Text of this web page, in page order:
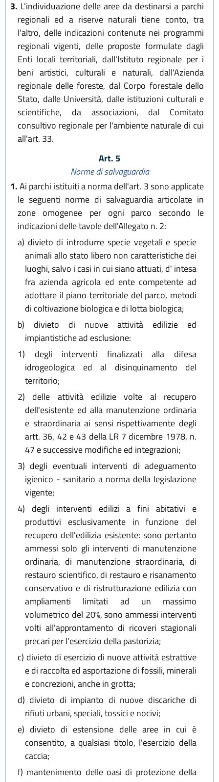
3. L'individuazione delle aree da destinarsi a parchi
regionali ed a riserve naturali tiene conto, tra
l'altro, delle indicazioni contenute nei programmi
regionali vigenti, delle proposte formulate dagli
Enti locali territoriali, dall'Istituto regionale per i
beni artistici, culturali e naturali, dall'Azienda
regionale delle foreste, dal Corpo forestale dello
Stato, dalle Università, dalle istituzioni culturali e
scientifiche, da associazioni, dal Comitato
consultivo regionale per l'ambiente naturale di cui
all'art. 33.
Art. 5
Norme di salvaguardia
1.Ai parchi istituiti a norma dell'art. 3 sono applicate
le seguenti norme di salvaguardia articolate in
zone omogenee per ogni parco secondo le
indicazioni delle tavole dell'Allegato n. 2:
a) divieto di introdurre specie vegetali e specie
animali allo stato libero non caratteristiche dei
luoghi, salvo i casi in cui siano attuati, d' intesa
fra azienda agricola ed ente competente ad
adottare il piano territoriale del parco, metodi
di coltivazione biologica e di lotta biologica;
b) divieto di nuove attività edilizie ed
impiantistiche ad esclusione:
1) degli interventi finalizzati alla difesa
idrogeologica ed al disinquinamento del
territorio;
2) delle attività edilizie volte al recupero
dell'esistente ed alla manutenzione ordinaria
e straordinaria ai sensi rispettivamente degli
artt. 36, 42 e 43 della LR 7 dicembre 1978, n.
47 e successive modifiche ed integrazioni;
3) degli eventuali interventi di adeguamento
igienico - sanitario a norma della legislazione
vigente;
4) degli interventi edilizi a fini abitativi e
produttivi esclusivamente in funzione del
recupero dell'edilizia esistente: sono pertanto
ammessi solo gli interventi di manutenzione
ordinaria, di manutenzione straordinaria, di
restauro scientifico, di restauro e risanamento
conservativo e di ristrutturazione edilizia con
ampliamenti limitati ad un massimo
volumetrico del 20%, sono ammessi interventi
volti all'approntamento di ricoveri stagionali
precari per l'esercizio della pastorizia;
c) divieto di esercizio di nuove attività estrattive
e di raccolta ed asportazione di fossili, minerali
e concrezioni, anche in grotta;
d) divieto di impianto di nuove discariche di
rifiuti urbani, speciali, tossici e nocivi;
e) divieto di estensione delle aree in cui è
consentito, a qualsiasi titolo, l'esercizio della
caccia;
f) mantenimento delle oasi di protezione della